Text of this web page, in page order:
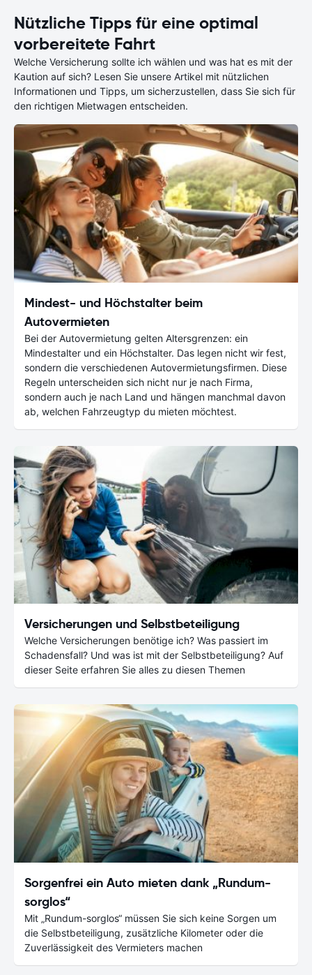
Nützliche Tipps für eine optimal
vorbereitete Fahrt
Welche Versicherung sollte ich wählen und was hat es mit der
Kaution auf sich? Lesen Sie unsere Artikel mit nützlichen
Informationen und Tipps, um sicherzustellen, dass Sie sich für
den richtigen Mietwagen entscheiden.
Mindest- und Höchstalter beim
Autovermieten
Bei der Autovermietung gelten Altersgrenzen: ein
Mindestalter und ein Höchstalter. Das legen nicht wir fest,
sondern die verschiedenen Autovermietungsfirmen. Diese
Regeln unterscheiden sich nicht nur je nach Firma,
sondern auch je nach Land und hängen manchmal davon
ab, welchen Fahrzeugtyp du mieten möchtest.
Versicherungen und Selbstbeteiligung
Welche Versicherungen benötige ich? Was passiert im
Schadensfall? Und was ist mit der Selbstbeteiligung? Auf
dieser Seite erfahren Sie alles zu diesen Themen
Sorgenfrei ein Auto mieten dank „Rundum-
sorglos“
Mit „Rundum-sorglos“ müssen Sie sich keine Sorgen um
die Selbstbeteiligung, zusätzliche Kilometer oder die
Zuverlässigkeit des Vermieters machen